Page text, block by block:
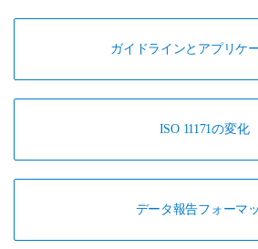
ガイドラインとアプリケ
ISO 11171の変化
データ報告フォーマ